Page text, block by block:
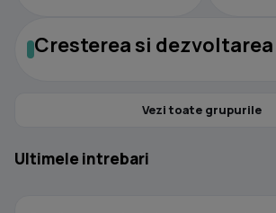
Cresterea si
Vezi toate grupurile
Ultimele intrebari